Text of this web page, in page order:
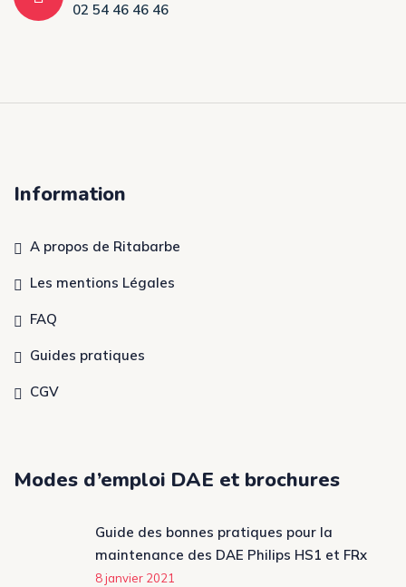
02 54 46 46 46
Information
A propos de Ritabarbe
Les mentions Légales
FAQ
Guides pratiques
CGV
Modes d’emploi DAE et brochures
Guide des bonnes pratiques pour la
maintenance des DAE Philips HS1 et FRx
8 janvier 2021